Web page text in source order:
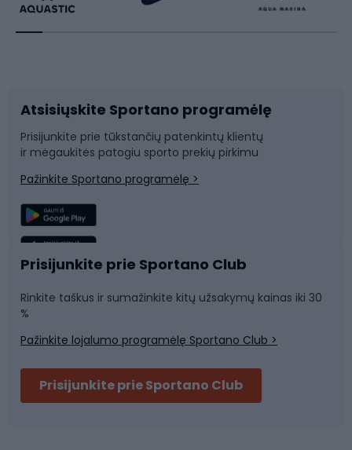
Dviratininkų apranga
Dviračių dalys
Laipiojimas
Žvejyba
Sportinė medicina
Rakečių sportas
Rogutės ir čiuožynės
Snieglenčių sportas
Plaukimas
Komandinis sportas
Atsisiųskite Sportano programėlę
Prisijunkite prie tūkstančių patenkintų klientų
ir mėgaukitės patogiu sporto prekių pirkimu
Pažinkite Sportano programėlę >
Prisijunkite prie Sportano Club
Rinkite taškus ir sumažinkite kitų užsakymų kainas iki 30
%
Pažinkite lojalumo programėlę Sportano Club >
Prisijunkite prie Sportano Club